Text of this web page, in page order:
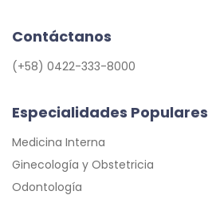
Contáctanos
(+58) 0422-333-8000
Especialidades Populares
Medicina Interna
Ginecología y Obstetricia
Odontología